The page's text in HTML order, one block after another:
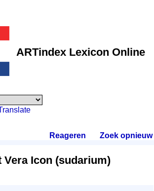
ARTindex Lexicon Online
Reageren Zoek opnieuw.
Vera Icon (sudarium)